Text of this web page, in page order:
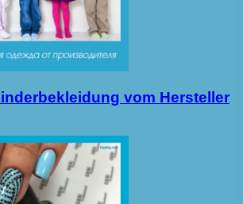
vom Hersteller